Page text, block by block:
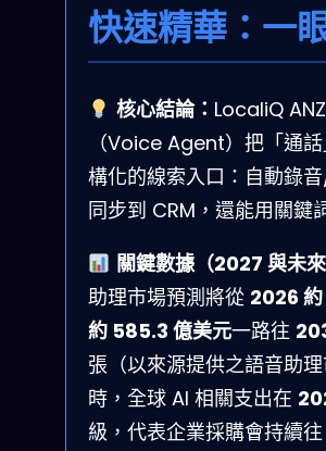
快速精華：一
核心結論： LocaliQ
（Voice Agent）把「通
構化的線索入口：自動錄
同步到 CRM，還能用關鍵
關鍵數據（2027 與未來
助理市場預測將從 2026
約 585.3 億美元一路往
張（以來源提供之語音助
時，全球 AI 相關支出在
級，代表企業採購會持續